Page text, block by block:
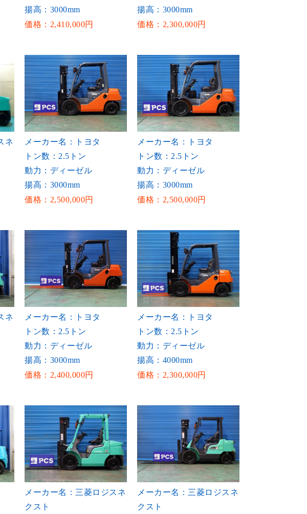
揚高：3000mm
価格：2,410,000円
揚高：3000mm
価格：2,300,000円
ネ
メーカー名：トヨタ
トン数：2.5トン
動力：ディーゼル
揚高：3000mm
価格：2,500,000円
メーカー名：トヨタ
トン数：2.5トン
動力：ディーゼル
揚高：3000mm
価格：2,500,000円
ネ
メーカー名：トヨタ
トン数：2.5トン
動力：ディーゼル
揚高：3000mm
価格：2,400,000円
メーカー名：トヨタ
トン数：2.5トン
動力：ディーゼル
揚高：4000mm
価格：2,300,000円
メーカー名：三菱ロジスネ
クスト
メーカー名：三菱ロジスネ
クスト